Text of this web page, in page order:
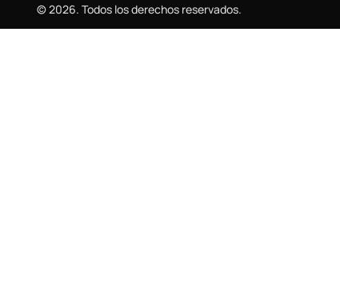
© 2026. Todos los derechos reservados.